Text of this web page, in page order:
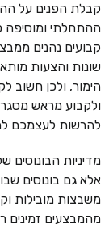
קבלת הפנים על
ההתחלתי ומוסיפה
קבועים נהנים
שונות והצעות
הימור, ולכן חשוב
ולקבוע מראש
להרשות לעצמכם
אלא גם בונוסים
משבצות מובילות
מהמבצעים זמינים